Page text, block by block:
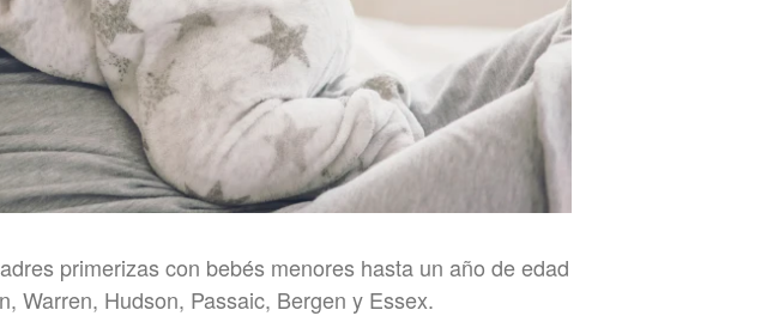
primerizas con bebés menores hasta un año de edad
Warren, Hudson, Passaic, Bergen y Essex.